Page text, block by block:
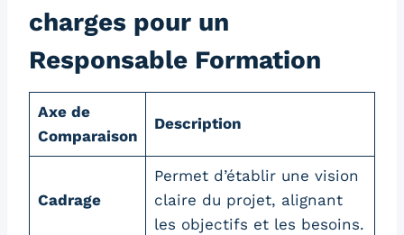
charges pour un
Responsable Formation
Axe de
Comparaison
Description
Cadrage
Permet d’établir une vision
claire du projet, alignant
les objectifs et les besoins.